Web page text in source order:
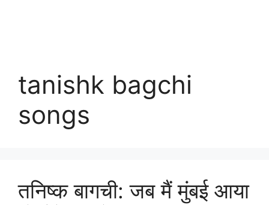
tanishk bagchi
songs
तनिष्क बागची: जब मैं मुंबई आया